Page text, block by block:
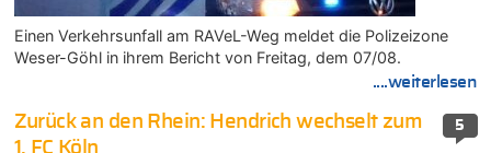
Einen Verkehrsunfall am RAVeL-Weg meldet die Polizeizone
Weser-Göhl in ihrem Bericht von Freitag, dem 07/08.
....weiterlesen
5
Zurück an den Rhein: Hendrich wechselt zum
1. FC Köln